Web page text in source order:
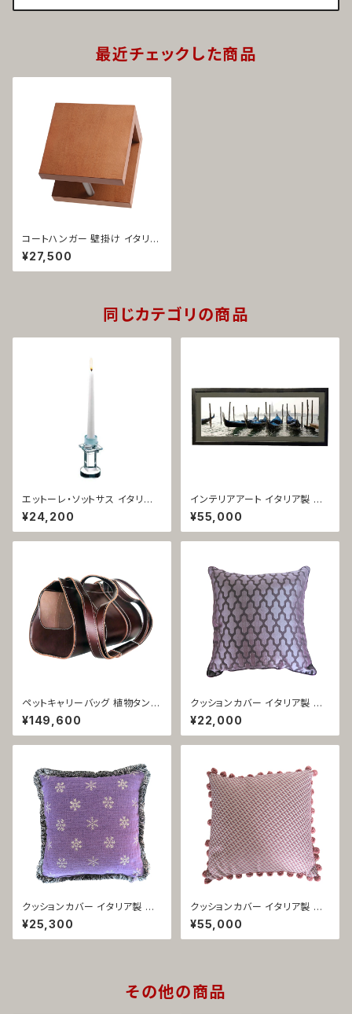
最近チェックした商品
コートハンガー 壁掛け イタリア
製 天然木チェリー 安積伸 1019
¥27,500
同じカテゴリの商品
エットーレ・ソットサス イタリア
製 キャンドルスタンド ガラス製
ルーチェ ディ アモーレ 1903
¥24,200
インテリアアート イタリア製 フ
ォト額装 ヨーロッパ風 ベネチア
風景 1426
¥55,000
ペットキャリーバッグ 植物タンニ
ン鞣し革 イタリア製 ブラウン 携
帯用 旅行用 1425
¥149,600
クッションカバー イタリア製 ジ
ャガード織 パープル ペラン 142
2
¥22,000
クッションカバー イタリア製 起
毛素材 フリンジ パープル トリノ
1421
¥25,300
クッションカバー イタリア製 シ
ルクビロード・オニオンフリン
ジ・ピンク ループ 1420
¥55,000
その他の商品